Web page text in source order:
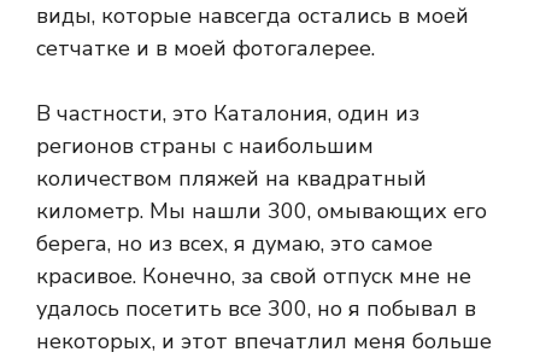
виды, которые навсегда остались в моей
сетчатке и в моей фотогалерее.
В частности, это Каталония, один из
регионов страны с наибольшим
количеством пляжей на квадратный
километр. Мы нашли 300, омывающих его
берега, но из всех, я думаю, это самое
красивое. Конечно, за свой отпуск мне не
удалось посетить все 300, но я побывал в
некоторых, и этот впечатлил меня больше